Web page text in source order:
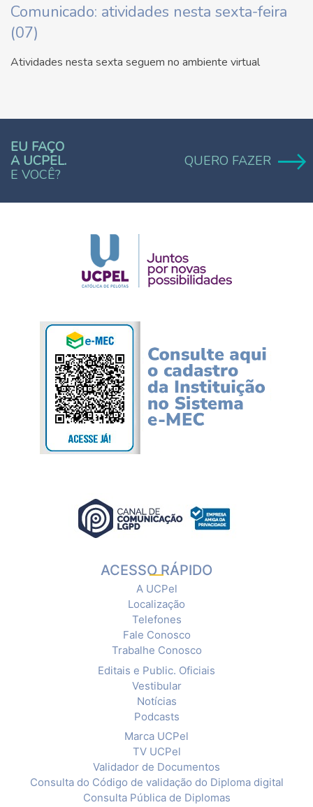
Comunicado: atividades nesta sexta-feira
(07)
Atividades nesta sexta seguem no ambiente virtual
EU FAÇO
A UCPEL.
E VOCÊ?
QUERO FAZER
ACESSO RÁPIDO
A UCPel
Localização
Telefones
Fale Conosco
Trabalhe Conosco
Editais e Public. Oficiais
Vestibular
Notícias
Podcasts
Marca UCPel
TV UCPel
Validador de Documentos
Consulta do Código de validação do Diploma digital
Consulta Pública de Diplomas